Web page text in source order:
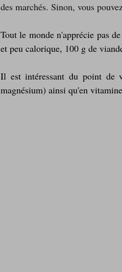
des marchés. Sinon, vous
Tout le monde n'apprécie pas
et peu calorique, 100 g de
Il est intéressant du point de
magnésium) ainsi qu'en